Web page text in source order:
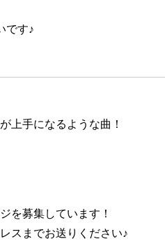
です♪
上手になるような曲 ！
を募集しています！
スまでお送りください♪